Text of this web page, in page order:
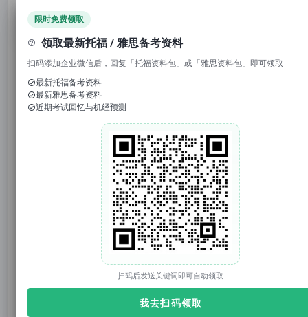
点击↑托你的福回复"资料",领取全科备考资料 ！
1. 回复“模考”，免费参加托福/雅思/SAT真题模考
2. 回复考试日期如“0117
暑假，对托福考生来说，真的是一个分水岭。
有的人暑假一过，听力终于能听懂结构了，阅读填空不再乱
选，口语开始知道怎么答，写作也不再只是硬憋模板。
也有很多人，暑假每天都在学，单词背了，TPO刷了，网课
限时免费领取
领取最新托福 / 雅思备考资料
扫码添加企业微信后，回复「托福资料包」或「雅思资料包」即可领取
最新托福备考资料
最新雅思备考资料
近期考试回忆与机经预测
扫码后发送关键词即可自动领取
我去扫码领取